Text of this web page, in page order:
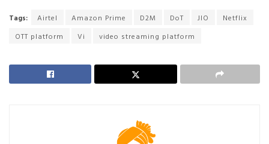
Tags: Airtel Amazon Prime D2M DoT JIO
Netflix
OTT platform
Vi video streaming platform